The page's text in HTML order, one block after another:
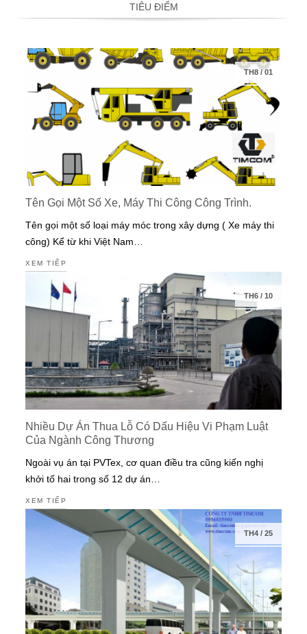
TIÊU ĐIỂM
TH8/01
Tên Gọi Một Số Xe, Máy Thi Công Công Trình.
Tên gọi một số loại máy móc trong xây dựng ( Xe máy thi
công) Kể từ khi Việt Nam…
XEM TIẾP
TH6/ 10
Nhiều Dự Án Thua Lỗ Có Dấu Hiệu Vi Phạm Luật
Của Ngành Công Thương
Ngoài vụ án tại PVTex, cơ quan điều tra cũng kiến nghị
khởi tố hai trong số 12 dự án…
XEM TIẾP
TH4/ 25